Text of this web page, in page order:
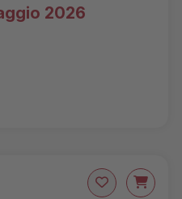
2026